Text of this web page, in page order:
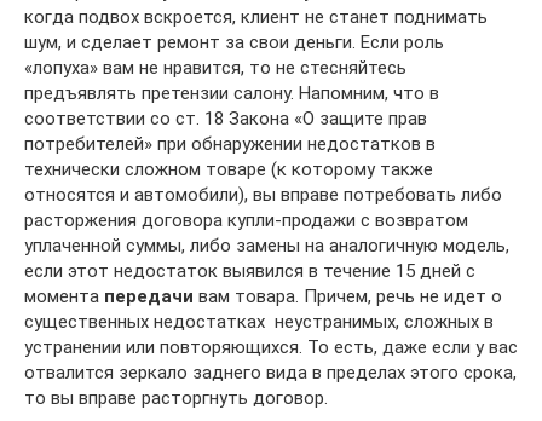
когда подвох вскроется, клиент не станет поднимать
шум, и сделает ремонт за свои деньги. Если роль
«лопуха» вам не нравится, то не стесняйтесь
предъявлять претензии салону. Напомним, что в
соответствии со ст. 18 Закона «О защите прав
потребителей» при обнаружении недостатков в
технически сложном товаре (к которому также
относятся и автомобили), вы вправе потребовать либо
расторжения договора купли-продажи с возвратом
уплаченной суммы, либо замены на аналогичную модель,
если этот недостаток выявился в течение 15 дней с
момента передачи вам товара. Причем, речь не идет о
существенных недостатках  неустранимых, сложных в
устранении или повторяющихся. То есть, даже если у вас
отвалится зеркало заднего вида в пределах этого срока,
то вы вправе расторгнуть договор.